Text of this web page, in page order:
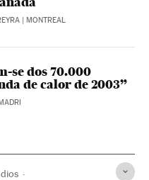
| MONTREAL
se dos 70.000
de calor de 2003”